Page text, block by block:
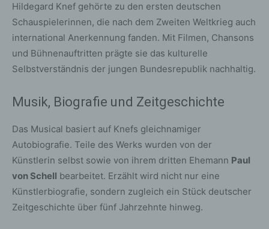
Hildegard Knef gehörte zu den ersten deutschen
Schauspielerinnen, die nach dem Zweiten Weltkrieg auch
international Anerkennung fanden. Mit Filmen, Chansons
und Bühnenauftritten prägte sie das kulturelle
Selbstverständnis der jungen Bundesrepublik nachhaltig.
Musik, Biografie und Zeitgeschichte
Das Musical basiert auf Knefs gleichnamiger
Autobiografie. Teile des Werks wurden von der
Künstlerin selbst sowie von ihrem dritten Ehemann Paul
von Schell bearbeitet. Erzählt wird nicht nur eine
Künstlerbiografie, sondern zugleich ein Stück deutscher
Zeitgeschichte über fünf Jahrzehnte hinweg.